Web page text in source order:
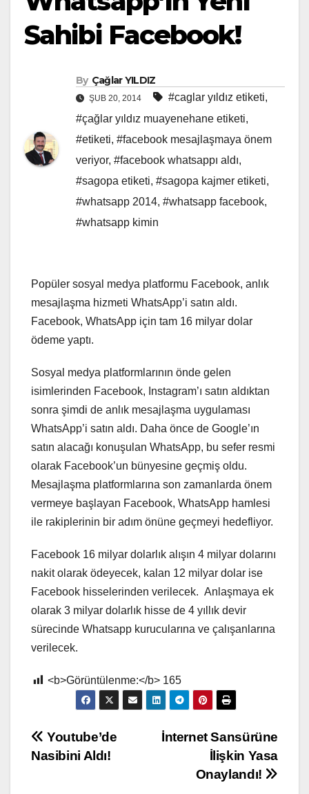
Sahibi Facebook!
By Çağlar YILDIZ
ŞUB 20, 2014 #caglar yıldız etiketi,
#çağlar yıldız muayenehane etiketi,
#etiketi, #facebook mesajlaşmaya önem
veriyor, #facebook whatsappı aldı,
#sagopa etiketi, #sagopa kajmer etiketi,
#whatsapp 2014, #whatsapp facebook,
#whatsapp kimin
Popüler sosyal medya platformu Facebook, anlık
mesajlaşma hizmeti WhatsApp’i satın aldı.
Facebook, WhatsApp için tam 16 milyar dolar
ödeme yaptı.
Sosyal medya platformlarının önde gelen
isimlerinden Facebook, Instagram’ı satın aldıktan
sonra şimdi de anlık mesajlaşma uygulaması
WhatsApp’i satın aldı. Daha önce de Google’ın
satın alacağı konuşulan WhatsApp, bu sefer resmi
olarak Facebook’un bünyesine geçmiş oldu.
Mesajlaşma platformlarına son zamanlarda önem
vermeye başlayan Facebook, WhatsApp hamlesi
ile rakiplerinin bir adım önüne geçmeyi hedefliyor.
Facebook 16 milyar dolarlık alışın 4 milyar dolarını
nakit olarak ödeyecek, kalan 12 milyar dolar ise
Facebook hisselerinden verilecek. Anlaşmaya ek
olarak 3 milyar dolarlık hisse de 4 yıllık devir
sürecinde Whatsapp kurucularına ve çalışanlarına
verilecek.
<b>Görüntülenme:</b> 165
Yazı
İnternet Sansürüne
İlişkin Yasa
Onaylandı!
Youtube’de
Nasibini Aldı!